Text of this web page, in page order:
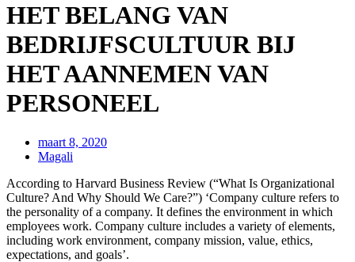
HET BELANG VAN
BEDRIJFSCULTUUR BIJ
HET AANNEMEN VAN
PERSONEEL
maart 8, 2020
Magali
According to Harvard Business Review (“What Is Organizational
Culture? And Why Should We Care?”) ‘Company culture refers to
the personality of a company. It defines the environment in which
employees work. Company culture includes a variety of elements,
including work environment, company mission, value, ethics,
expectations, and goals’.